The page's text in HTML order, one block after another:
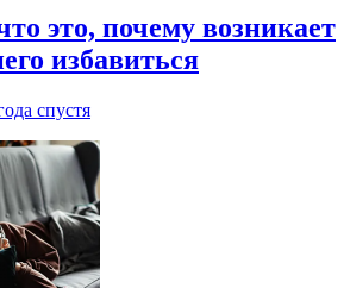
это, почему возникает
избавиться
спустя